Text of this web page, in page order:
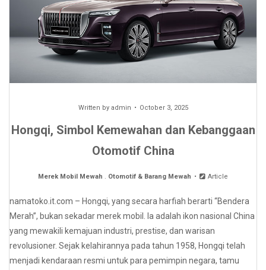
Written by admin October 3, 2025
Hongqi, Simbol Kemewahan dan Kebanggaan
Otomotif China
Merek Mobil Mewah . Otomotif & Barang Mewah Article
namatoko.it.com – Hongqi, yang secara harfiah berarti “Bendera
Merah”, bukan sekadar merek mobil. Ia adalah ikon nasional China
yang mewakili kemajuan industri, prestise, dan warisan
revolusioner. Sejak kelahirannya pada tahun 1958, Hongqi telah
menjadi kendaraan resmi untuk para pemimpin negara, tamu